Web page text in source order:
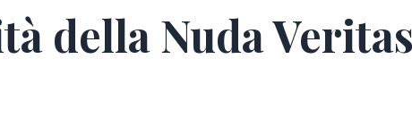
della Nuda